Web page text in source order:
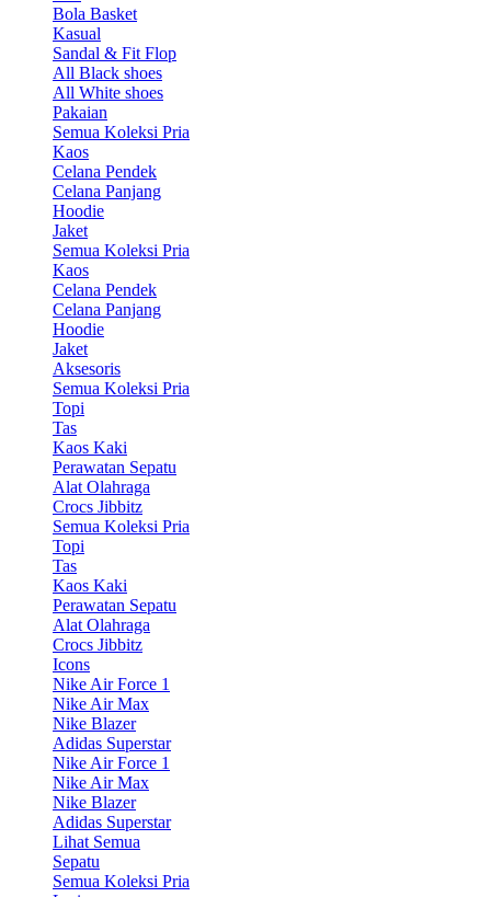
Bola Basket
Kasual
Sandal & Fit Flop
All Black shoes
All White shoes
Pakaian
Semua Koleksi Pria
Kaos
Celana Pendek
Celana Panjang
Hoodie
Jaket
Semua Koleksi Pria
Kaos
Celana Pendek
Celana Panjang
Hoodie
Jaket
Aksesoris
Semua Koleksi Pria
Topi
Tas
Kaos Kaki
Perawatan Sepatu
Alat Olahraga
Crocs Jibbitz
Semua Koleksi Pria
Topi
Tas
Kaos Kaki
Perawatan Sepatu
Alat Olahraga
Crocs Jibbitz
Icons
Nike Air Force 1
Nike Air Max
Nike Blazer
Adidas Superstar
Nike Air Force 1
Nike Air Max
Nike Blazer
Adidas Superstar
Lihat Semua
Sepatu
Semua Koleksi Pria